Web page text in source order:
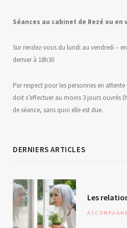
Séances au cabinet de Rezé ou
Sur rendez-vous du lundi au vendredi –
dernier à 18h30
Par respect pour les personnes en
doit s’effectuer au moins 3 jours ouvrés
de séance, sans quoi elle est due.
DERNIERS ARTICLES